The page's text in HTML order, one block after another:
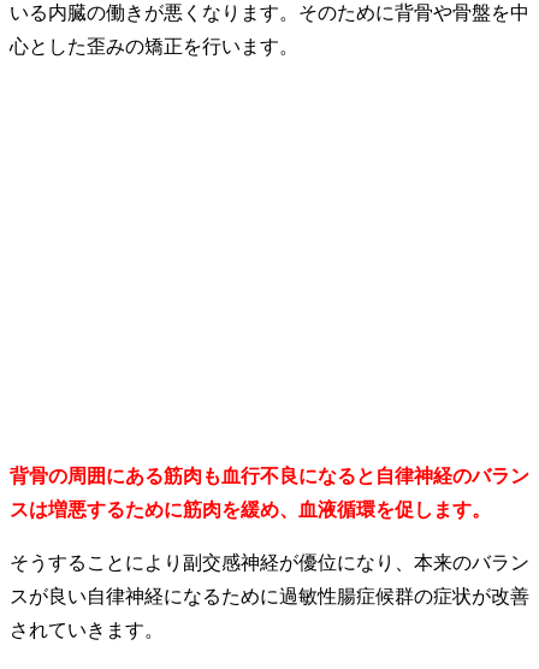
いる内臓の働きが悪くなります。そのために背骨や骨盤を中
心とした歪みの矯正を行います。
背骨の周囲にある筋肉も血行不良になると自律神経のバラン
スは増悪するために筋肉を緩め、血液循環を促します。
そうすることにより副交感神経が優位になり、本来のバラン
スが良い自律神経になるために過敏性腸症候群の症状が改善
されていきます。